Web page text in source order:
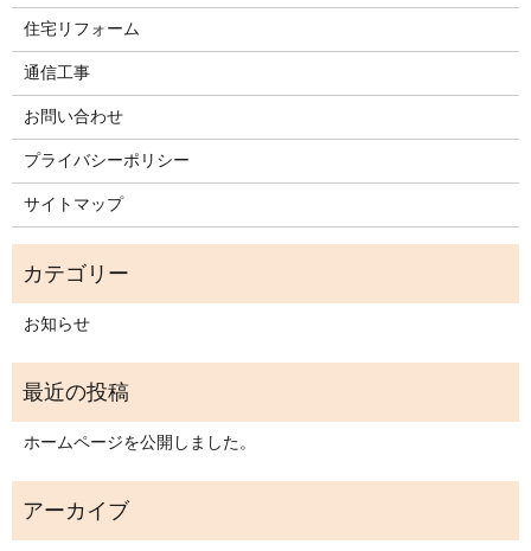
住宅リフォーム
通信工事
お問い合わせ
プライバシーポリシー
サイトマップ
お知らせ
ホームページを公開しました。